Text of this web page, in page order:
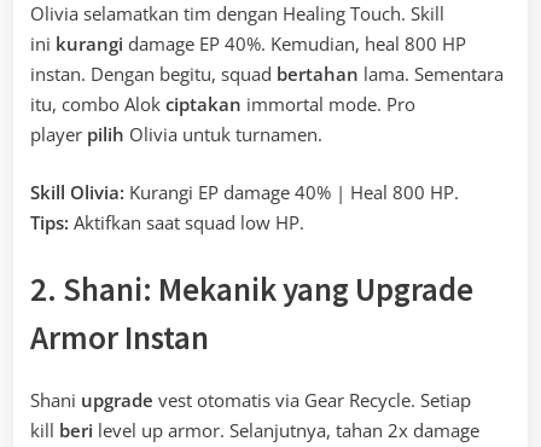
Olivia selamatkan tim dengan Healing Touch. Skill
ini kurangi damage EP 40%. Kemudian, heal 800 HP
instan. Dengan begitu, squad bertahan lama. Sementara
itu, combo Alok ciptakan immortal mode. Pro
player pilih Olivia untuk turnamen.
Skill Olivia: Kurangi EP damage 40% | Heal 800 HP.
Tips: Aktifkan saat squad low HP.
2. Shani: Mekanik yang Upgrade
Armor Instan
Shani upgrade vest otomatis via Gear Recycle. Setiap
kill beri level up armor. Selanjutnya, tahan 2x damage